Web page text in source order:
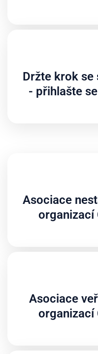
Držte krok se
- přihlašte
Asociace
organizací
Asociace
organizací